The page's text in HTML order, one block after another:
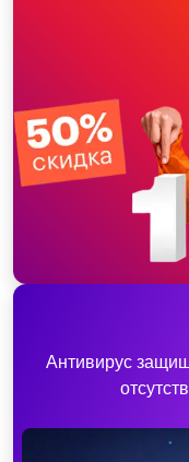
Антивирус